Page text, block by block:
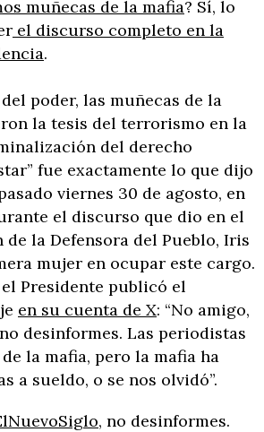
muñecas de la mafia? Sí, lo
el discurso completo en la
.
poder, las muñecas de la
la tesis del terrorismo en la
del derecho
fue exactamente lo que dijo
viernes 30 de agosto, en
el discurso que dio en el
de la Defensora del Pueblo, Iris
mujer en ocupar este cargo.
Presidente publicó el
en su cuenta de X: “No amigo,
desinformes. Las periodistas
la mafia, pero la mafia ha
a sueldo, o se nos olvidó”.
, no desinformes.